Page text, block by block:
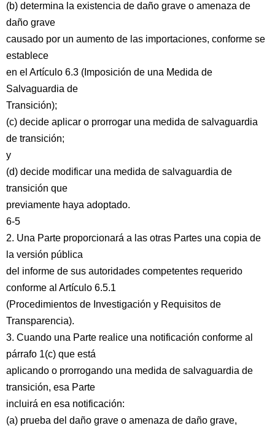
(b) determina la existencia de daño grave o amenaza de
daño grave
causado por un aumento de las importaciones, conforme se
establece
en el Artículo 6.3 (Imposición de una Medida de
Salvaguardia de
Transición);
(c) decide aplicar o prorrogar una medida de salvaguardia
de transición;
y
(d) decide modificar una medida de salvaguardia de
transición que
previamente haya adoptado.
6-5
2. Una Parte proporcionará a las otras Partes una copia de
la versión pública
del informe de sus autoridades competentes requerido
conforme al Artículo 6.5.1
(Procedimientos de Investigación y Requisitos de
Transparencia).
3. Cuando una Parte realice una notificación conforme al
párrafo 1(c) que está
aplicando o prorrogando una medida de salvaguardia de
transición, esa Parte
incluirá en esa notificación:
(a) prueba del daño grave o amenaza de daño grave,